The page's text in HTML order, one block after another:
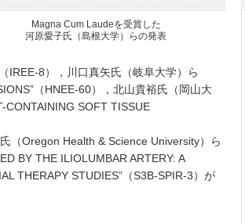
Magna Cum Laudeを受賞した
河原愛子氏（島根大学）らの発表
IREE-8），川口真矢氏（岐阜大学）ら
（HNEE-60），北山貴裕氏（岡山大
CONTAINING SOFT TISSUE
（Oregon Health & Science University）ら
BY THE ILIOLUMBAR ARTERY: A
THERAPY STUDIES”（S3B-SPIR-3）が